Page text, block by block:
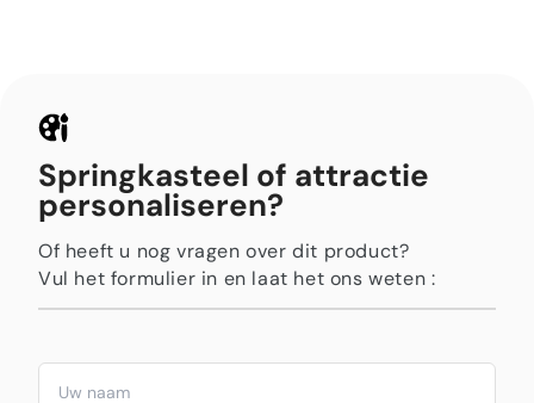
Springkasteel of attractie
personaliseren?
Of heeft u nog vragen over dit product?
Vul het formulier in en laat het ons weten :